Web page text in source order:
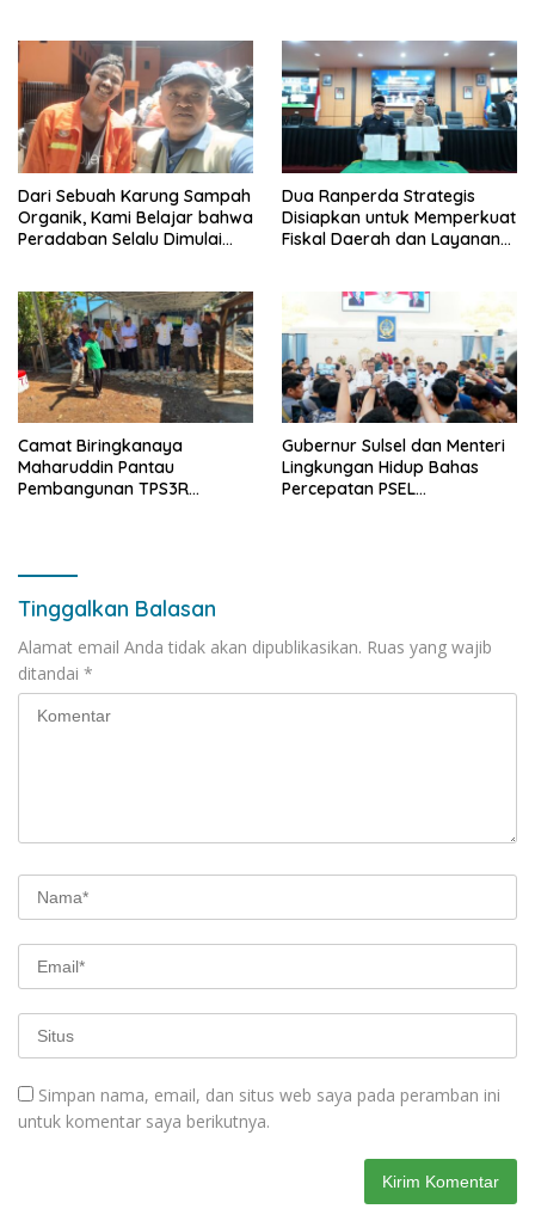
Pelayanan Publik Berbasis
Data
Dari Sebuah Karung Sampah
Organik, Kami Belajar bahwa
Peradaban Selalu Dimulai
Dua Ranperda Strategis
Disiapkan untuk Memperkuat
Fiskal Daerah dan Layanan
Camat Biringkanaya
Maharuddin Pantau
Pembangunan TPS3R
Gubernur Sulsel dan Menteri
Lingkungan Hidup Bahas
Percepatan PSEL
Tinggalkan Balasan
Alamat email Anda tidak akan dipublikasikan. Ruas yang wajib
ditandai *
Simpan nama, email, dan situs web saya pada peramban ini
untuk komentar saya berikutnya.